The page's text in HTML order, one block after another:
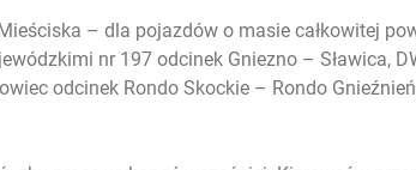
– dla pojazdów o masie całkowitej
nr 197 odcinek Gniezno – Sławica,
odcinek Rondo Skockie – Rondo